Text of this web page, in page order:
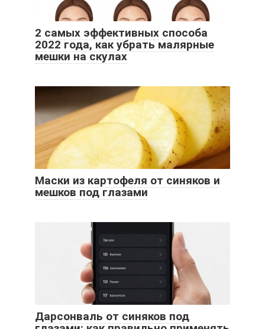
2 самых эффективных способа
2022 года, как убрать малярные
мешки на скулах
Маски из картофеля от синяков и
мешков под глазами
Дарсонваль от синяков под